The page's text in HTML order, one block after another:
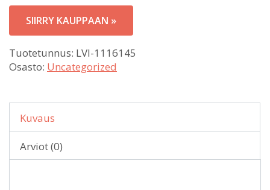
SIIRRY KAUPPAAN »
Tuotetunnus: LVI-1116145
Osasto: Uncategorized
Kuvaus
Arviot (0)